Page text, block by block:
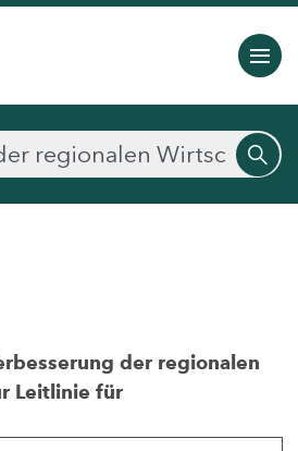
der regionalen
Leitlinie für